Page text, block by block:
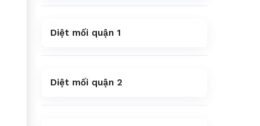
Diệt mối quận 1
Diệt mối quận 2